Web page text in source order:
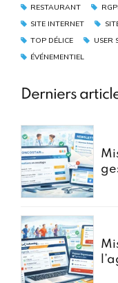
RESTAURANT
SITE INTERNET
TOP DÉLICE
USER
ÉVÉNEMENTIEL
Derniers